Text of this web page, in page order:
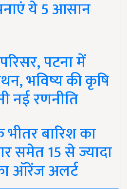
ये 5 आसान
पटना में
भविष्य की कृषि
नई रणनीति
बारिश का
समेत 15 से ज्यादा
ऑरेंज अलर्ट